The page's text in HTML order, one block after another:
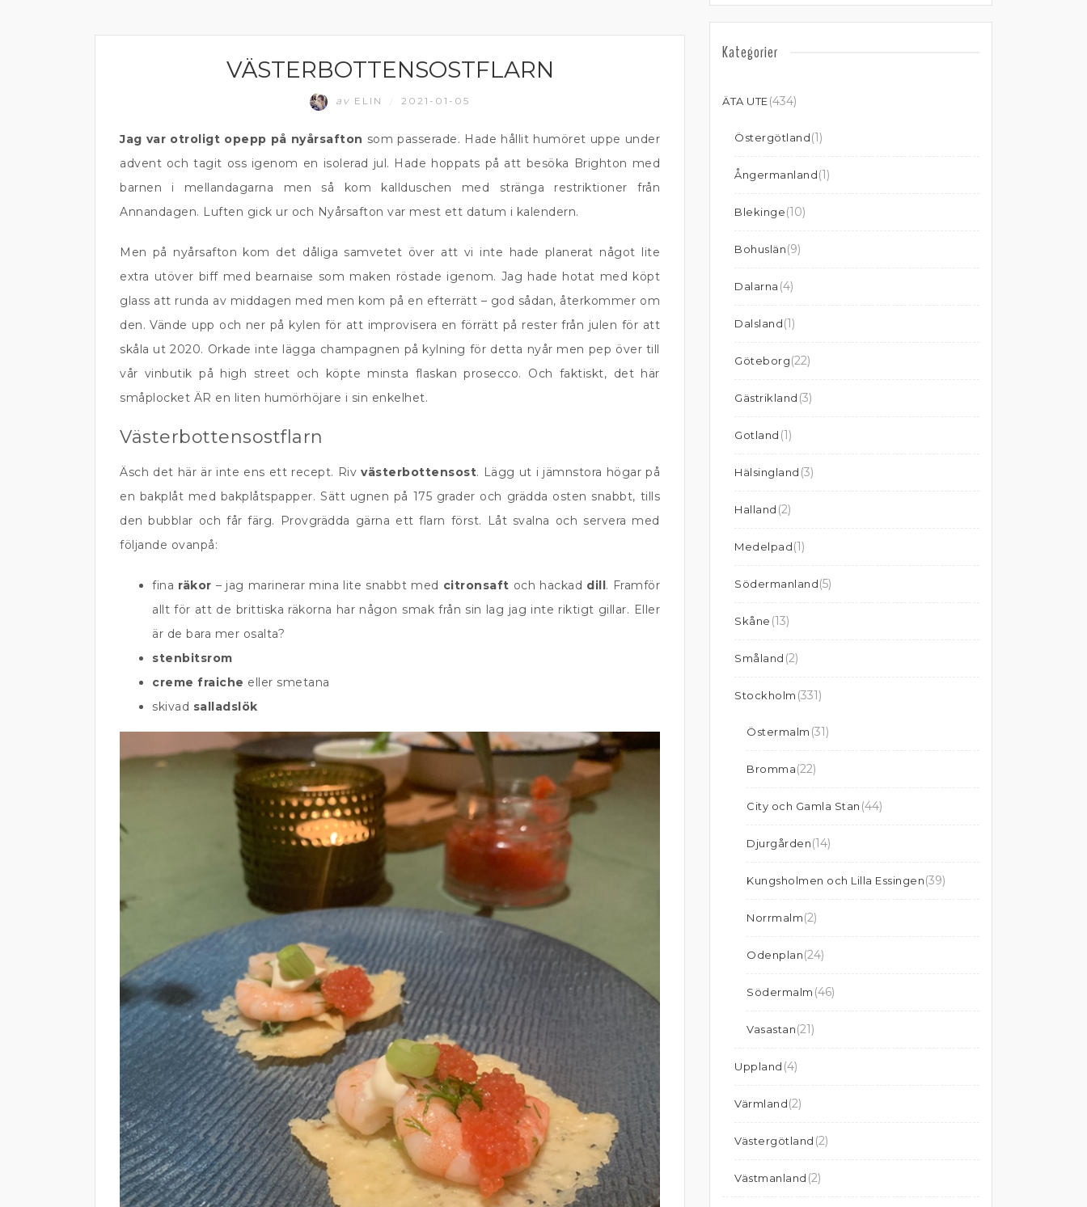
VÄSTERBOTTENSOSTFLARN
av ELIN 2021-01-05
Jag var otroligt opepp på nyårsafton som passerade. Hade hållit humöret uppe under
advent och tagit oss igenom en isolerad jul. Hade hoppats på att besöka Brighton med
barnen i mellandagarna men så kom kallduschen med stränga restriktioner från
Annandagen. Luften gick ur och Nyårsafton var mest ett datum i kalendern.
Men på nyårsafton kom det dåliga samvetet över att vi inte hade planerat något lite
extra utöver biff med bearnaise som maken röstade igenom. Jag hade hotat med köpt
glass att runda av middagen med men kom på en efterrätt – god sådan, återkommer om
den. Vände upp och ner på kylen för att improvisera en förrätt på rester från julen för att
skåla ut 2020. Orkade inte lägga champagnen på kylning för detta nyår men pep över till
vår vinbutik på high street och köpte minsta flaskan prosecco. Och faktiskt, det här
småplocket ÄR en liten humörhöjare i sin enkelhet.
Västerbottensostflarn
Äsch det här är inte ens ett recept. Riv västerbottensost. Lägg ut i jämnstora högar på
en bakplåt med bakplåtspapper. Sätt ugnen på 175 grader och grädda osten snabbt, tills
den bubblar och får färg. Provgrädda gärna ett flarn först. Låt svalna och servera med
följande ovanpå:
fina räkor – jag marinerar mina lite snabbt med citronsaft och hackad dill. Framför
allt för att de brittiska räkorna har någon smak från sin lag jag inte riktigt gillar. Eller
är de bara mer osalta?
stenbitsrom
creme fraiche eller smetana
skivad salladslök
Kategorier
ÄTA UTE(434)
Östergötland(1)
Ångermanland(1)
Blekinge(10)
Bohuslän(9)
Dalarna (4)
Dalsland(1)
Göteborg(22)
Gästrikland (3)
Gotland (1)
Hälsingland (3)
Halland (2)
Medelpad(1)
Södermanland(5)
Skåne (13)
Småland (2)
Stockholm (331)
Östermalm (31)
Bromma(22)
City och Gamla Stan (44)
Djurgården(14)
Kungsholmen och Lilla Essingen(39)
Norrmalm(2)
Odenplan(24)
Södermalm (46)
Vasastan(21)
Uppland (4)
Värmland(2)
Västergötland (2)
Västmanland (2)